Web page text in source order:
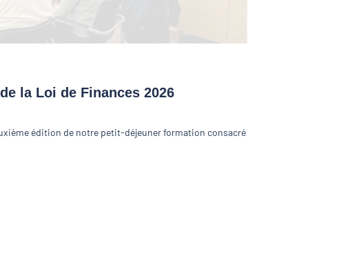
la Loi de Finances 2026
édition de notre petit-déjeuner formation consacré